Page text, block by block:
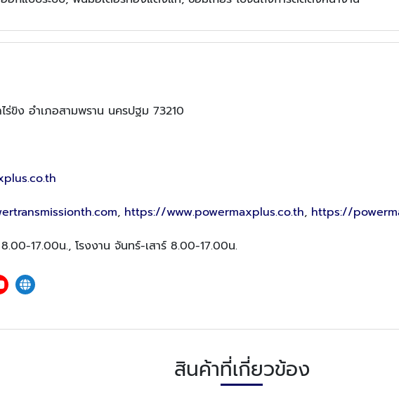
ขิง อำเภอสามพราน นครปฐม 73210
, https://www.powermaxplus.co.th, https://
17.00น., โรงงาน จันทร์-เสาร์ 8.00-17.00น.
สินค้าที่เกี่ยวข้อง